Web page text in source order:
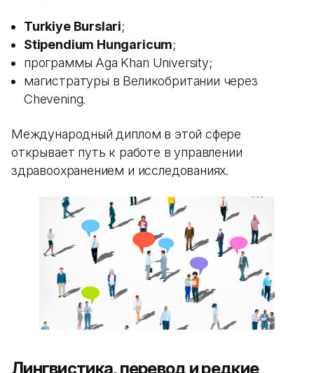
Turkiye Burslari;
Stipendium Hungaricum;
программы Aga Khan University;
магистратуры в Великобритании через
Chevening.
Международный диплом в этой сфере
открывает путь к работе в управлении
здравоохранением и исследованиях.
Лингвистика, перевод и редкие